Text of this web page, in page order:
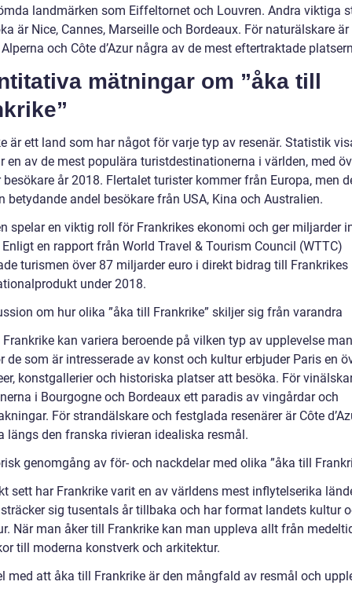
landmärken som Eiffeltornet och Louvren. Andra viktiga
är Nice, Cannes, Marseille och Bordeaux. För naturälskare är
och Côte d’Azur några av de mest eftertraktade
mätningar om ”åka till
är ett land som har något för varje typ av resenär. Statistik
en av de mest populära turistdestinationerna i världen, med
år 2018. Flertalet turister kommer från Europa, men
betydande andel besökare från USA, Kina och Australien.
spelar en viktig roll för Frankrikes ekonomi och ger miljarder
Enligt en rapport från World Travel & Tourism Council (WTTC)
turismen över 87 miljarder euro i direkt bidrag till Frankrikes
under 2018.
om hur olika ”åka till Frankrike” skiljer sig från varandra
kan variera beroende på vilken typ av upplevelse
de som är intresserade av konst och kultur erbjuder Paris en
konstgallerier och historiska platser att besöka. För
i Bourgogne och Bordeaux ett paradis av vingårdar och
För strandälskare och festglada resenärer är Côte
längs den franska rivieran idealiska resmål.
genomgång av för- och nackdelar med olika ”åka till
sett har Frankrike varit en av världens mest inflytelserika
sig tusentals år tillbaka och har format landets kultur
När man åker till Frankrike kan man uppleva allt från
till moderna konstverk och arkitektur.
med att åka till Frankrike är den mångfald av resmål och